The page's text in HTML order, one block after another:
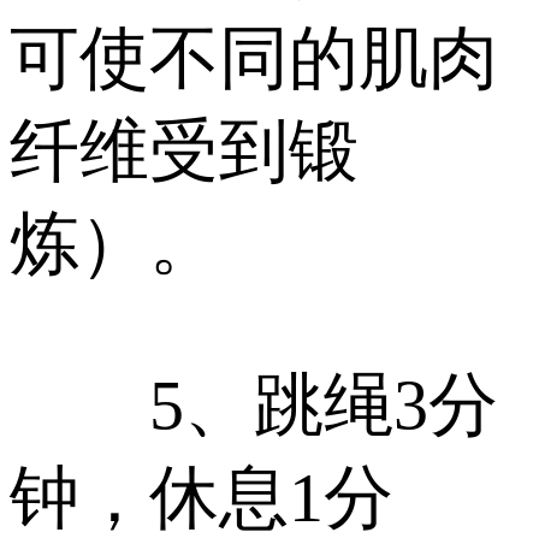
可使不同的肌肉
纤维受到锻
炼）。
5、跳绳3分
钟，休息1分